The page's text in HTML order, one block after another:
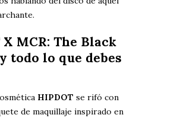
MCR: The Black
todo lo que debes
HIPDOT se rifó con
de maquillaje inspirado en